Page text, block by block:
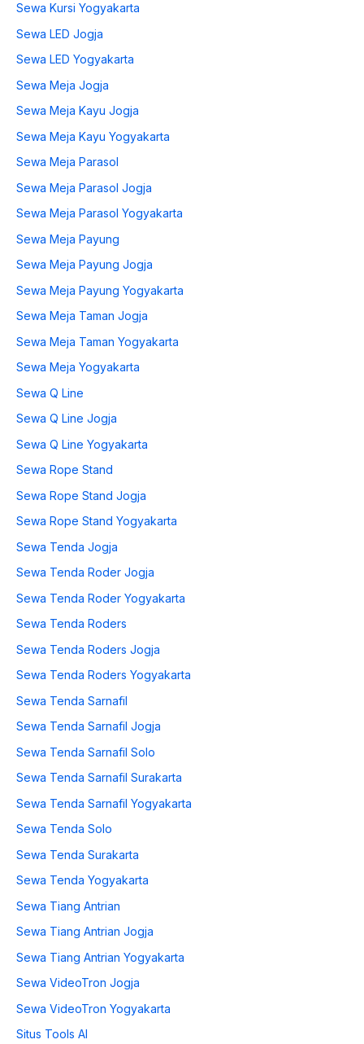
Sewa Kursi Yogyakarta
Sewa LED Jogja
Sewa LED Yogyakarta
Sewa Meja Jogja
Sewa Meja Kayu Jogja
Sewa Meja Kayu Yogyakarta
Sewa Meja Parasol
Sewa Meja Parasol Jogja
Sewa Meja Parasol Yogyakarta
Sewa Meja Payung
Sewa Meja Payung Jogja
Sewa Meja Payung Yogyakarta
Sewa Meja Taman Jogja
Sewa Meja Taman Yogyakarta
Sewa Meja Yogyakarta
Sewa Q Line
Sewa Q Line Jogja
Sewa Q Line Yogyakarta
Sewa Rope Stand
Sewa Rope Stand Jogja
Sewa Rope Stand Yogyakarta
Sewa Tenda Jogja
Sewa Tenda Roder Jogja
Sewa Tenda Roder Yogyakarta
Sewa Tenda Roders
Sewa Tenda Roders Jogja
Sewa Tenda Roders Yogyakarta
Sewa Tenda Sarnafil
Sewa Tenda Sarnafil Jogja
Sewa Tenda Sarnafil Solo
Sewa Tenda Sarnafil Surakarta
Sewa Tenda Sarnafil Yogyakarta
Sewa Tenda Solo
Sewa Tenda Surakarta
Sewa Tenda Yogyakarta
Sewa Tiang Antrian
Sewa Tiang Antrian Jogja
Sewa Tiang Antrian Yogyakarta
Sewa VideoTron Jogja
Sewa VideoTron Yogyakarta
Situs Tools AI